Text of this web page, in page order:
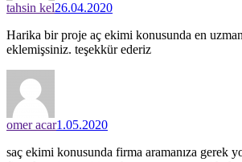
tahsin kel26.04.2020
Harika bir proje aç ekimi konusunda en
eklemişsiniz. teşekkür ederiz
omer acar1.05.2020
saç ekimi konusunda firma aramanıza gerek